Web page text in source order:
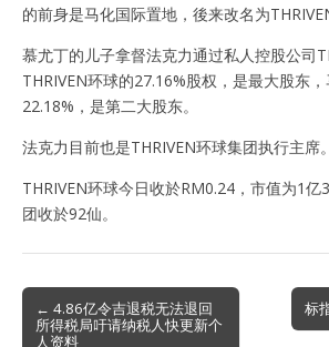
的前身是马化国际置地，後来改名为
慕尤丁的儿子拿督法克力通过私人控股公司
THRIVEN环球的27.16%股权，是最大股东
22.18%，是第二大股东。
法克力目前也是THRIVEN环球集团执行主席。
THRIVEN环球今日收於RM0.24，市值为1
团收於92仙。
Post
navigation
← 4.86亿令吉退税无法退回
所得税局吁请纳税人快更新个
人资料
标